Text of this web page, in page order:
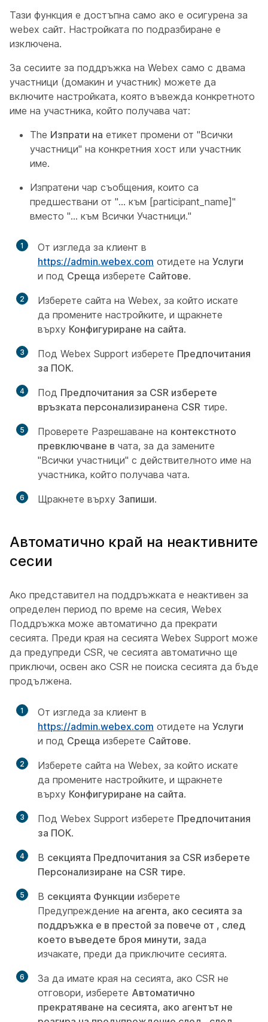
Тази функция е достъпна само ако е осигурена за
webex сайт. Настройката по подразбиране е
изключена.
За сесиите за поддръжка на Webex само с двама
участници (домакин и участник) можете да
включите настройката, която въвежда конкретното
име на участника, който получава чат:
The Изпрати на етикет промени от "Всички
участници" на конкретния хост или участник
име.
Изпратени чар съобщения, които са
предшествани от "... към [participant_name]"
вместо "... към Всички Участници."
1
От изгледа за клиент в
https://admin.webex.com отидете на Услуги
и под Среща изберете Сайтове.
2
Изберете сайта на Webex, за който искате
да промените настройките, и щракнете
върху Конфигуриране на сайта.
3 Под Webex Support изберете Предпочитания
за ПОК.
4 Под Предпочитания за CSR изберете
връзката персонализиранена CSR тире.
5 Проверете Разрешаване на контекстното
превключване в чата, за да замените
"Всички участници" с действителното име на
участника, който получава чата.
6 Щракнете върху Запиши.
Автоматично край на неактивните
сесии
Ако представител на поддръжката е неактивен за
определен период по време на сесия, Webex
Поддръжка може автоматично да прекрати
сесията. Преди края на сесията Webex Support може
да предупреди CSR, че сесията автоматично ще
приключи, освен ако CSR не поиска сесията да бъде
продължена.
1
От изгледа за клиент в
https://admin.webex.com отидете на Услуги
и под Среща изберете Сайтове.
2
Изберете сайта на Webex, за който искате
да промените настройките, и щракнете
върху Конфигуриране на сайта.
3 Под Webex Support изберете Предпочитания
за ПОК.
4 В секцията Предпочитания за CSR изберете
Персонализиране на CSR тире.
5 В секцията Функции изберете
Предупреждение на агента, ако сесията за
поддръжка е в престой за повече от , след
което въведете броя минути, зада
изчакате, преди да приключите сесията.
6
За да имате края на сесията, ако CSR не
отговори, изберете Автоматично
прекратяване на сесията, ако агентът не